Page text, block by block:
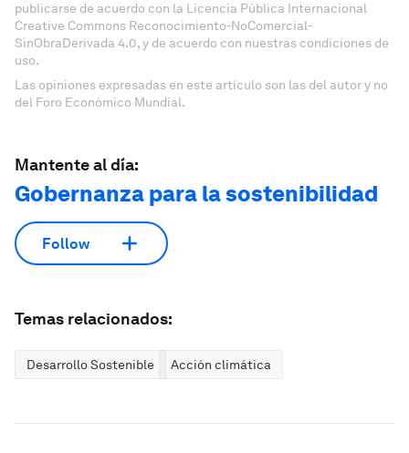
publicarse de acuerdo con la Licencia Pública Internacional
Creative Commons Reconocimiento-NoComercial-
SinObraDerivada 4.0, y de acuerdo con nuestras condiciones de
uso.
Las opiniones expresadas en este artículo son las del autor y no
del Foro Económico Mundial.
Mantente al día:
Gobernanza para la sostenibilidad
Follow
Temas relacionados:
Desarrollo Sostenible Acción climática